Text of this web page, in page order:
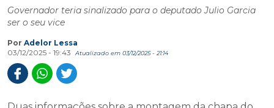
Governador teria sinalizado para o deputado Julio Garcia
ser o seu vice
Por Adelor Lessa
03/12/2025 - 19:43
Atualizado em 03/12/2025 - 21:14